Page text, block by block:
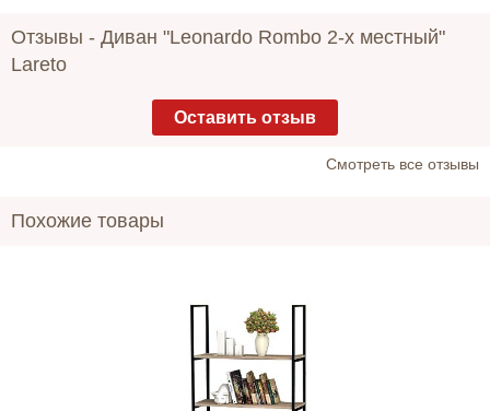
Отзывы - Диван "Leonardo Rombo 2-х местный"
Lareto
Оставить отзыв
Cмотреть все отзывы
Похожие товары